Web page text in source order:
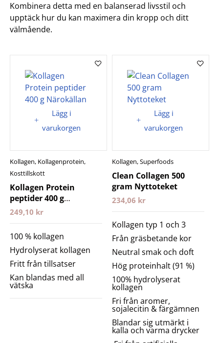
Kombinera detta med en balanserad livsstil och
upptäck hur du kan maximera din kropp och ditt
välmående.
Lägg i
varukorgen
Kollagen, Kollagenprotein,
Kosttillskott
Kollagen Protein
peptider 400 g
Närokällan
249,10 kr
100 % kollagen
Hydrolyserat kollagen
Fritt från tillsatser
Kan blandas med all
vätska
Lägg i
varukorgen
Kollagen,Superfoods
Clean Collagen 500
gram Nyttoteket
234,06 kr
Kollagen typ 1 och 3
Från gräsbetande kor
Neutral smak och doft
Hög proteinhalt (91 %)
100% hydrolyserat
kollagen
Fri från aromer,
sojalecitin & färgämnen
Blandar sig utmärkt i
kalla och varma drycker